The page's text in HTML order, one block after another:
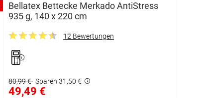
Bellatex Bettecke Merkado AntiStress
935 g, 140 x 220 cm
12 Bewertungen
80,99 € Sparen 31,50 €
49,49 €